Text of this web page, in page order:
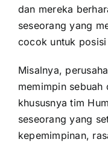
dan mereka
seseorang yang
cocok untuk
Misalnya,
memimpin sebuah
khususnya tim
seseorang yang
kepemimpinan,